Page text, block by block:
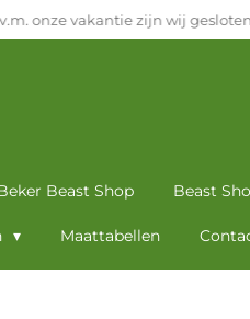
onze vakantie zijn wij
Beast Shop Beast
Maattabellen